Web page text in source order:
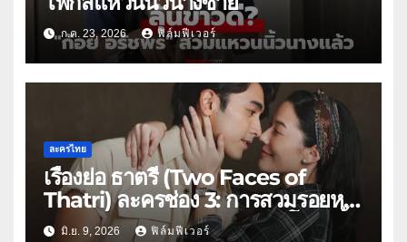
ก.ค. 23, 2026 ฟิล์มฟีเวอร์
ละครไทย
เรื่องย่อ ธาตรี (Two Faces of
Thatri) ละครช่อง 3: การสวมรอยหนี
ตายสู่มรดกเลือด ยุคสงครามโลกครั้ง
มิ.ย. 9, 2026 ฟิล์มฟีเวอร์